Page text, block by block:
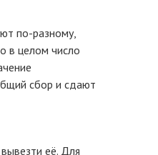
по-разному,
в целом число
сбор и сдают
её. Для